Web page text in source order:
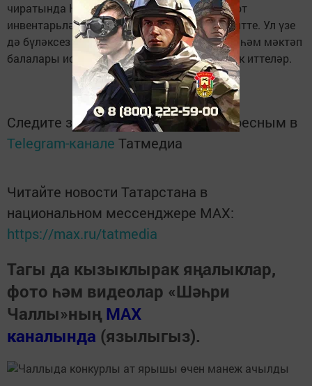
чиратында Наил Гәмбәр улы мәктәпкә спорт
инвентарьләре алу өчен сертификат бүләк итте. Ул үзе
дә бүләксез китмәде. Ата-аналар комитеты һәм мәктәп
балалары исеменнән мэрга ат дагасы бүләк иттеләр.
Следите за самым важным и интересным в
Telegram-канале Татмедиа
Читайте новости Татарстана в
национальном мессенджере MАХ:
https://max.ru/tatmedia
Тагы да кызыклырак яңалыклар,
фото һәм видеолар «Шәһри
Чаллы»ның MAX
каналында (язылыгыз).